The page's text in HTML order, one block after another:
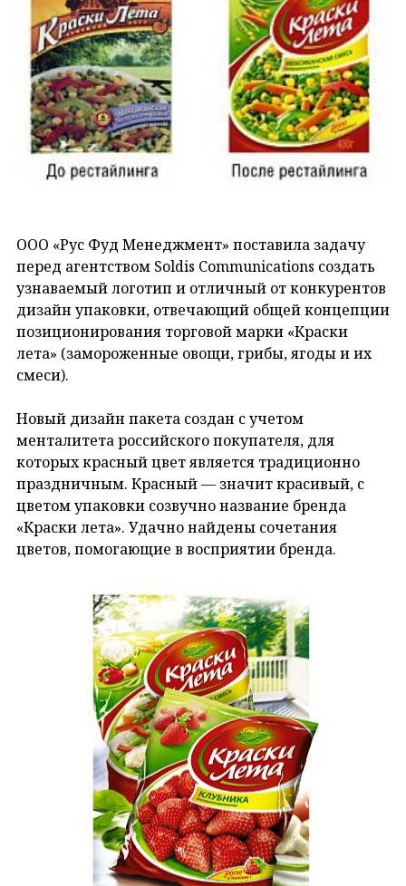
ООО «Рус Фуд Менеджмент» поставила задачу
перед агентством Soldis Communications создать
узнаваемый логотип и отличный от конкурентов
дизайн упаковки, отвечающий общей концепции
позиционирования торговой марки «Краски
лета» (замороженные овощи, грибы, ягоды и их
смеси).
Новый дизайн пакета создан с учетом
менталитета российского покупателя, для
которых красный цвет является традиционно
праздничным. Красный — значит красивый, с
цветом упаковки созвучно название бренда
«Краски лета». Удачно найдены сочетания
цветов, помогающие в восприятии бренда.